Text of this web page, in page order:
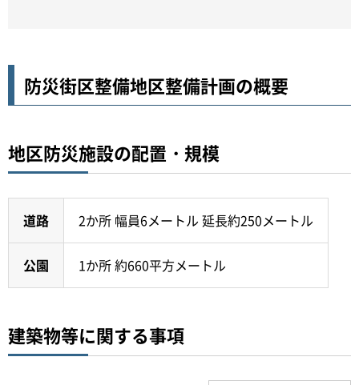
防災街区整備地区整備計画の概要
地区防災施設の配置・規模
道路 2か所 幅員6メートル 延長約250メートル
公園 1か所 約660平方メートル
建築物等に関する事項